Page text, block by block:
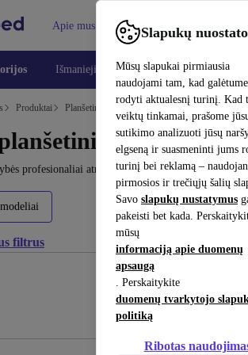
Slapukų
Mūsų slapukai pirmiausia
naudojami tam, kad
rodyti aktualesnį turinį. Kad
veiktų tinkamai, prašome
sutikimo analizuoti jūsų
elgseną ir suasmeninti jums
turinį bei reklamą –
pirmosios ir trečiųjų šalių
Savo slapukų nustatymus
pakeisti bet kada.
mūsų
informaciją apie duomenų
apsaugą
. Perskaitykite
duomenų tvarkytojo
politiką
Ribotas
Apie mus Pagalba
Išmanieji telefonai Nešiojamieji
Produktai Planšetiniai kompiuteriai
profesionaliai atnaujinti Acer planšetiniai
filtrus